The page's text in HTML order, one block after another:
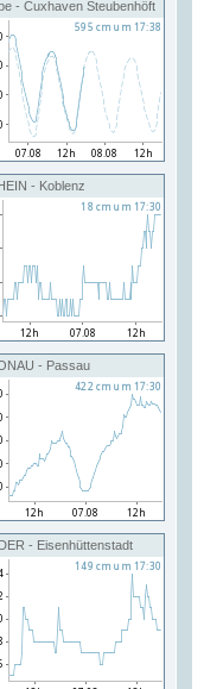
- Cuxhaven Steubenhöft
- Koblenz
- Passau
- Eisenhüttenstadt